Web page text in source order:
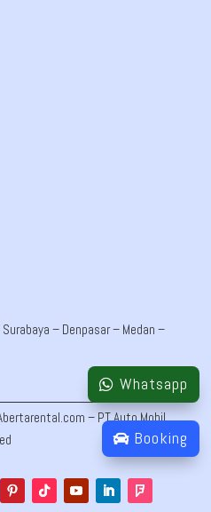
– Denpasar – Medan –
– PT Auto Mobil
Whatsapp
Booking